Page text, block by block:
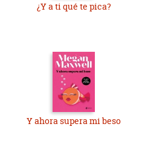
¿Y a ti qué te pica?
Y ahora supera mi beso